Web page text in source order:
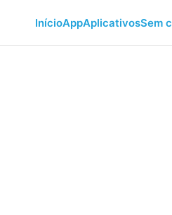
InícioAppAplicativosSem